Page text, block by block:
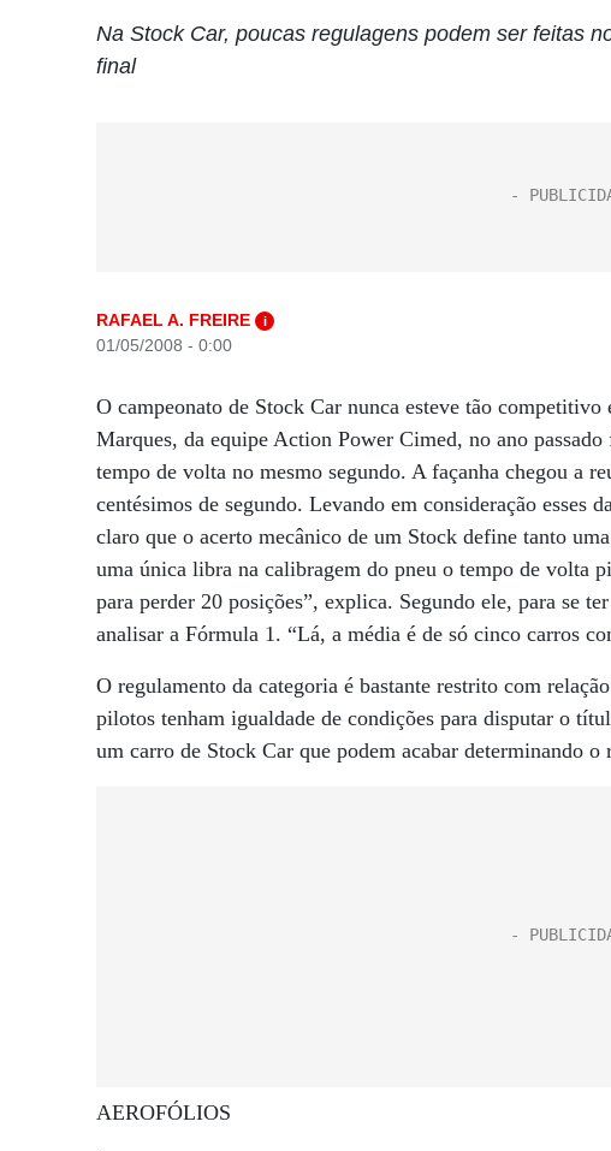
Na Stock Car, poucas regulagens podem ser feitas
final
RAFAEL A. FREIRE i
01/05/2008 - 0:00
O campeonato de Stock Car nunca esteve tão
Marques, da equipe Action Power Cimed, no ano
tempo de volta no mesmo segundo. A façanha chegou a
centésimos de segundo. Levando em consideração esses
claro que o acerto mecânico de um Stock define tanto
uma única libra na calibragem do pneu o tempo de volta
para perder 20 posições”, explica. Segundo ele, para se
analisar a Fórmula 1. “Lá, a média é de só cinco carros
O regulamento da categoria é bastante restrito com
pilotos tenham igualdade de condições para disputar o
um carro de Stock Car que podem acabar determinando o
AEROFÓLIOS